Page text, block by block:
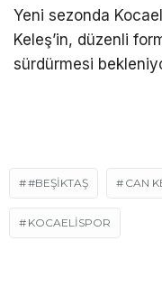
Yeni sezonda
Keleş’in, düzenli
sürdürmesi
#BEŞIKTAŞ CAN
KOCAELİSPOR